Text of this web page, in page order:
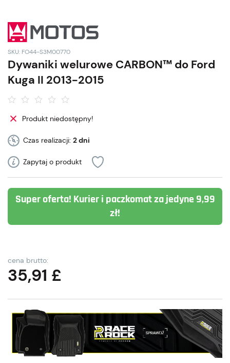
SKU: FO44-S3M00770
Dywaniki welurowe CARBON™ do Ford
Kuga II 2013-2015
Produkt niedostępny!
Czas realizacji: 2 dni
Zapytaj o produkt
Super oferta! Kurier i paczkomat za jedyne 9,99
zł!
cena brutto:
35,91 £